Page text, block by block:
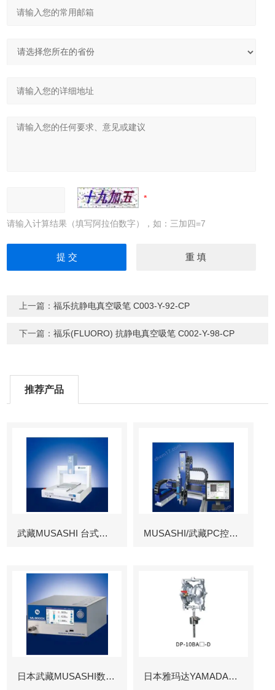
请输入计算结果（填写阿拉伯数字），如：三加四=7
上一篇：福乐抗静电真空吸笔 C003-Y-92-CP
下一篇：福乐(FLUORO) 抗静电真空吸笔 C002-Y-98-CP
推荐产品
武藏MUSASHI 台式涂布机械臂 MUSASHI/武藏PC控制图像识别机械臂
日本武藏MUSASHI数字控制点胶机 日本雅玛达YAMADA往复泵